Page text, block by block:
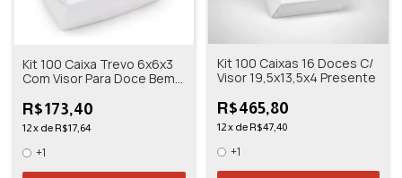
Kit 100 Caixa Trevo 6x6x3
Com Visor Para Doce Bem
R$173,40
12x de R$17,64
+1
Kit 100 Caixas 16 Doces C/
Visor 19,5x13,5x4 Presente
R$465,80
12x de R$47,40
+1